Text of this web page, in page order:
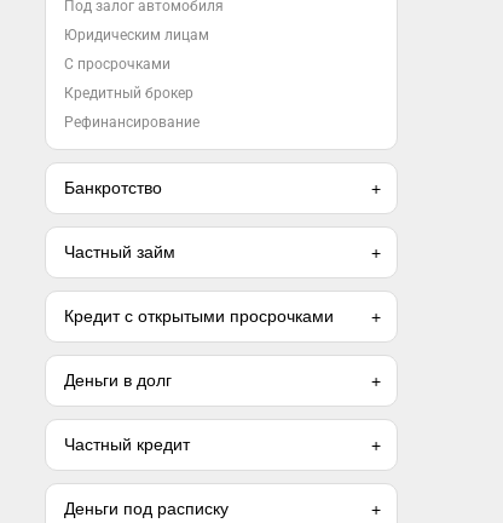
Под залог автомобиля
Юридическим лицам
С просрочками
Кредитный брокер
Рефинансирование
Банкротство
Частный займ
Кредит с открытыми просрочками
Деньги в долг
Частный кредит
Деньги под расписку